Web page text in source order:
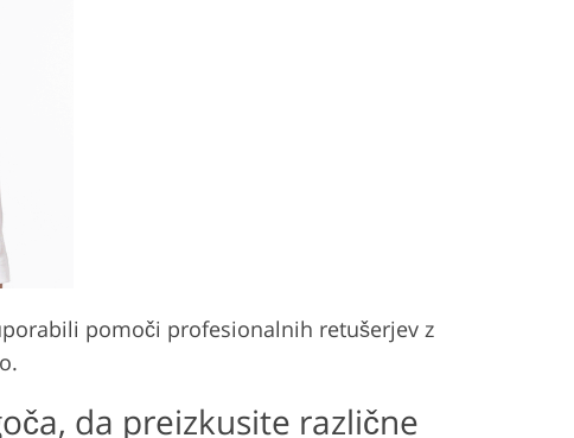
pomoči profesionalnih retušerjev z
da preizkusite različne